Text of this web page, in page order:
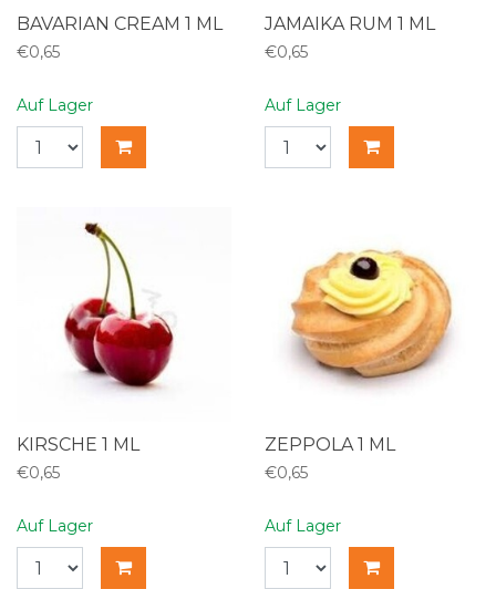
BAVARIAN CREAM 1 ML
€0,65
Auf Lager
JAMAIKA RUM 1 ML
€0,65
Auf Lager
KIRSCHE 1 ML
€0,65
Auf Lager
ZEPPOLA 1 ML
€0,65
Auf Lager